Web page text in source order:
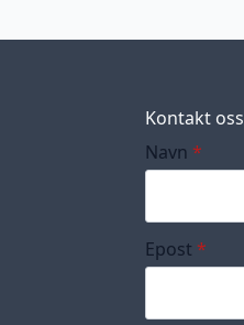
Kontakt oss
Navn *
Epost *